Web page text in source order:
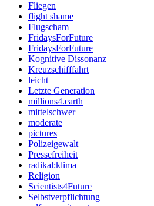
Fliegen
flight shame
Flugscham
FridaysForFuture
FridaysForFuture
Kognitive Dissonanz
Kreuzschifffahrt
leicht
Letzte Generation
millions4.earth
mittelschwer
moderate
pictures
Polizeigewalt
Pressefreiheit
radikal:klima
Religion
Scientists4Future
Selbstverpflichtung